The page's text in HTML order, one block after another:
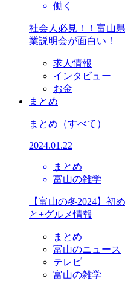
働く
社会人必見！！富山
業説明会が面白い！
求人情報
インタビュー
お金
まとめ
まとめ （すべて）
2024.01.22
まとめ
富山の雑学
【富山の冬2024】初
と+グルメ情報
まとめ
富山のニュース
テレビ
富山の雑学